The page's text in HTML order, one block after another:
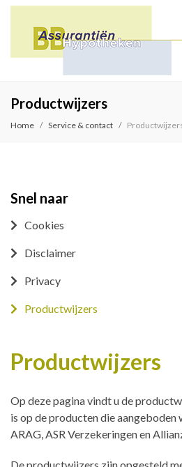
Productwijzers
Home Service & contact
Productwijzers
Op deze pagina vindt u de
is op de producten die aangeboden
ARAG, ASR Verzekeringen en
Snel naar
Cookies
Disclaimer
Privacy
Productwijzers